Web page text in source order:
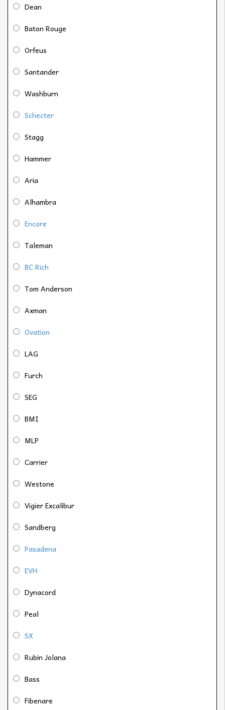
Dean
Baton Rouge
Orfeus
Santander
Washburn
Schecter
Stagg
Hammer
Aria
Alhambra
Encore
Taleman
BC Rich
Tom Anderson
Axman
Ovation
LAG
Furch
SEG
BMI
MLP
Carrier
Westone
Vigier Excalibur
Sandberg
Pasadena
EVH
Dynacord
Peal
SX
Rubin Jolana
Bass
Fibenare